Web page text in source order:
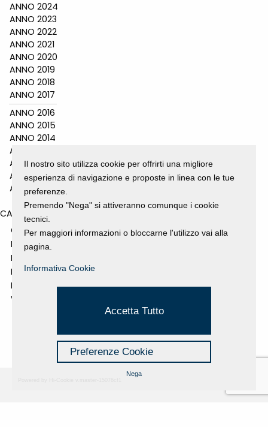
ANNO 2024
ANNO 2023
ANNO 2022
ANNO 2021
ANNO 2020
ANNO 2019
ANNO 2018
ANNO 2017
ANNO 2016
ANNO 2015
ANNO 2014
ANNO 2011
ANNO 2010
ANNO 2009
ANNO 2008
CATEGORIES
GALLERY
MOSTRE E EVENTI
NEWS
PROGETTI SOSTENUTI
RASSEGNA STAMPA
VIDEO
Il nostro sito utilizza cookie per offrirti una migliore
esperienza di navigazione e proposte in linea con le tue
preferenze.
Premendo "Nega" si attiveranno comunque i cookie
tecnici.
Per maggiori informazioni o bloccarne l'utilizzo vai alla
pagina.
Informativa Cookie
Accetta Tutto
Preferenze Cookie
Nega